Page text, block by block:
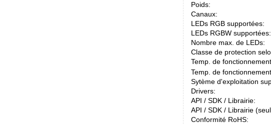
Poids:
Canaux:
LEDs RGB supportées:
LEDs RGBW supportées:
Nombre max. de LEDs:
Classe de protection
Temp. de
Temp. de
Sytème d'exploitation
Drivers:
API / SDK / Librairie:
API / SDK / Librairie
Conformité RoHS: